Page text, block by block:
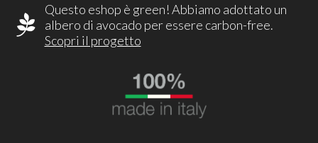
Questo eshop è green! Abbiamo adottato un
albero di avocado per essere carbon-free.
Scopri il progetto